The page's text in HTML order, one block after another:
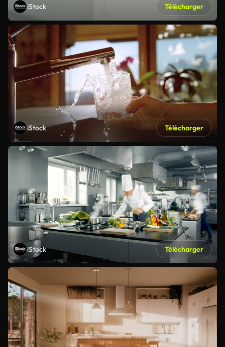
iStock Télécharger
iStock Télécharger
iStock Télécharger